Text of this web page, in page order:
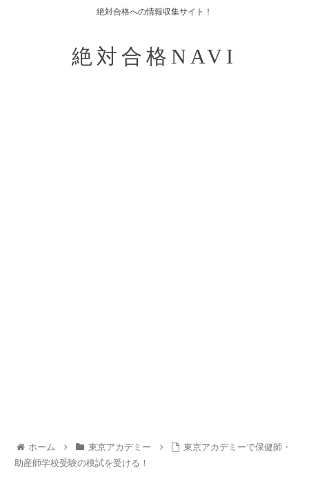
絶対合格への情報収集サイト！
絶対合格NAVI
ホーム 東京アカデミー
東京アカデミーで保健師・
助産師学校受験の模試を受ける！